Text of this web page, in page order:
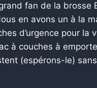
fan de la brosse
en avons un à la
d’urgence pour la
à couches à
(espérons-le)